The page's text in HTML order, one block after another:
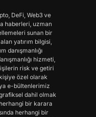
DeFi, Web3 ve
haberleri, uzman
sunan bir
yatırım bilgisi,
danışmanlığı
hizmeti,
risk ve getiri
özel olarak
e-bültenlerimiz
dahil olmak
bir karara
herhangi bir